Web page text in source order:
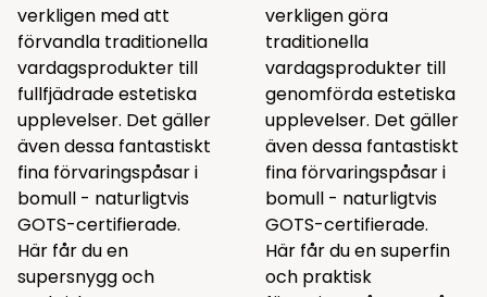
verkligen med att
förvandla traditionella
vardagsprodukter till
fullfjädrade estetiska
upplevelser. Det gäller
även dessa fantastiskt
fina förvaringspåsar i
bomull - naturligtvis
GOTS-certifierade.
Här får du en
supersnygg och
verkligen göra
traditionella
vardagsprodukter till
genomförda estetiska
upplevelser. Det gäller
även dessa fantastiskt
fina förvaringspåsar i
bomull - naturligtvis
GOTS-certifierade.
Här får du en superfin
och praktisk